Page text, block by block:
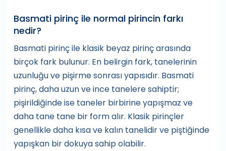
Basmati pirinç ile normal pirincin farkı
nedir?
Basmati pirinç ile klasik beyaz pirinç arasında
birçok fark bulunur. En belirgin fark, tanelerinin
uzunluğu ve pişirme sonrası yapısıdır. Basmati
pirinç, daha uzun ve ince tanelere sahiptir;
pişirildiğinde ise taneler birbirine yapışmaz ve
daha tane tane bir form alır. Klasik pirinçler
genellikle daha kısa ve kalın tanelidir ve piştiğinde
yapışkan bir dokuya sahip olabilir.